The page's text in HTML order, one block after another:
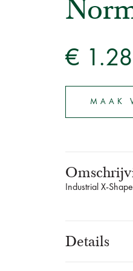
€
MAAK
Industrial X-Shape
Details